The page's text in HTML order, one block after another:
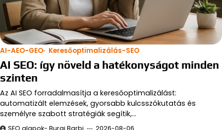
AI-AEO-GEO Keresőoptimalizálás-SEO
AI SEO: így növeld a hatékonyságot minden
szinten
Az AI SEO forradalmasítja a keresőoptimalizálást:
automatizált elemzések, gyorsabb kulcsszókutatás és
személyre szabott stratégiák segítik,…
SEO alapok- Burai Barbi 2026-08-06